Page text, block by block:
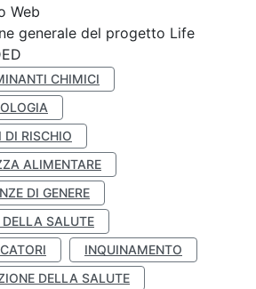
Web
generale del progetto Life
CHIMICI
DI RISCHIO
ALIMENTARE
DI GENERE
SALUTE
INQUINAMENTO
DELLA SALUTE